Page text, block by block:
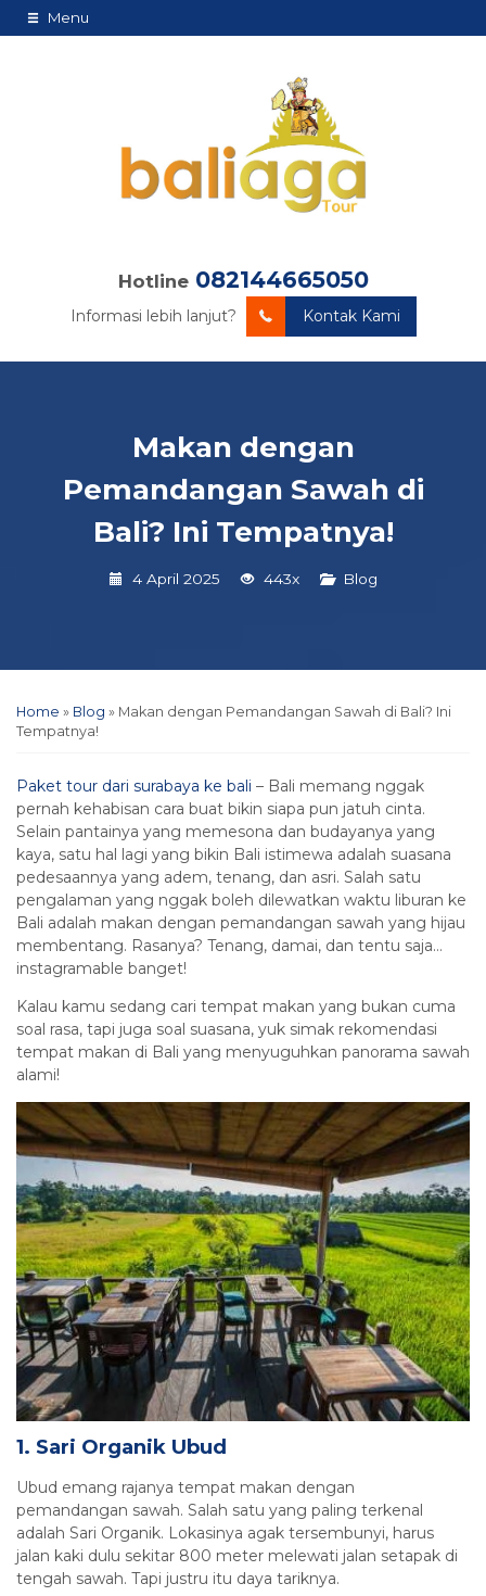
Menu
Hotline 082144665050
Informasi lebih lanjut? Kontak Kami
Makan dengan
Pemandangan Sawah di
Bali? Ini Tempatnya!
4 April 2025 443x Blog
Home » Blog » Makan dengan Pemandangan Sawah di Bali? Ini
Tempatnya!
Paket tour dari surabaya ke bali – Bali memang nggak
pernah kehabisan cara buat bikin siapa pun jatuh cinta.
Selain pantainya yang memesona dan budayanya yang
kaya, satu hal lagi yang bikin Bali istimewa adalah suasana
pedesaannya yang adem, tenang, dan asri. Salah satu
pengalaman yang nggak boleh dilewatkan waktu liburan ke
Bali adalah makan dengan pemandangan sawah yang hijau
membentang. Rasanya? Tenang, damai, dan tentu saja…
instagramable banget!
Kalau kamu sedang cari tempat makan yang bukan cuma
soal rasa, tapi juga soal suasana, yuk simak rekomendasi
tempat makan di Bali yang menyuguhkan panorama sawah
alami!
1. Sari Organik Ubud
Ubud emang rajanya tempat makan dengan
pemandangan sawah. Salah satu yang paling terkenal
adalah Sari Organik. Lokasinya agak tersembunyi, harus
jalan kaki dulu sekitar 800 meter melewati jalan setapak di
tengah sawah. Tapi justru itu daya tariknya.